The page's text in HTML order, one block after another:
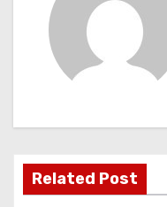
aRelated Post